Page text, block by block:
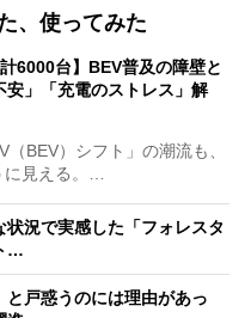
、使ってみた
6000台】BEV普及の障壁と
安」「充電のストレス」解
BEV）シフト」の潮流も、
見える。…
状況で実感した「フォレスタ
…
戸惑うのには理由があっ